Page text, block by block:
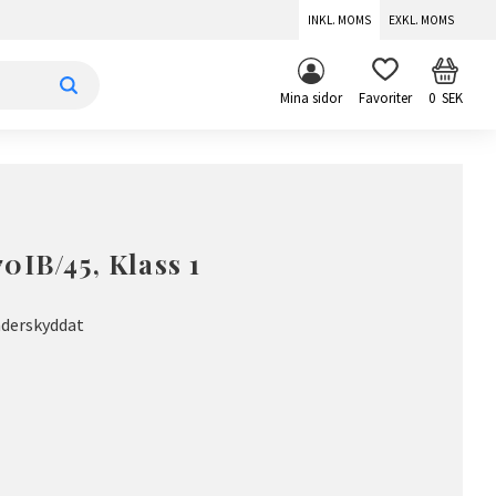
INKL. MOMS EXKL. MOMS
Mina sidor FAVORITER 0SEK
45, Klass 1